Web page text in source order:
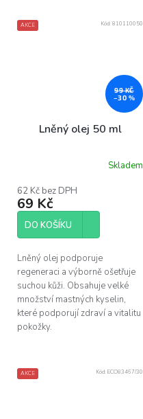
AKCE
99 KČ
–30 %
Lněný olej 50 ml
produktu
je
5,0
5
Skladem
62 Kč bez DPH
69 Kč
DO KOŠÍKU
Lněný olej podporuje
regeneraci a výborně ošetřuje
suchou kůži. Obsahuje velké
množství mastných kyselin,
které podporují zdraví a vitalitu
pokožky.
Kód: 810110050
AKCE Kód: ECO83467/30